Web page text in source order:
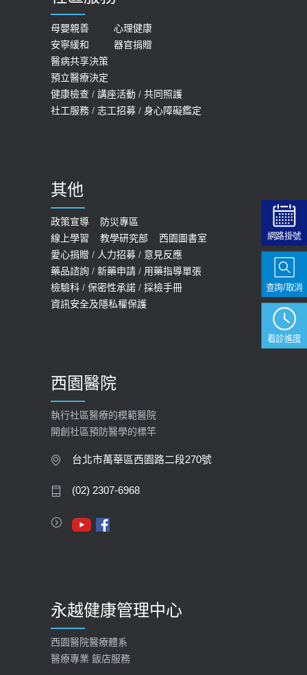
女性必看國健署公費懶人包！這幾項檢
查完全免費 沒做虧大了
2026-05-14
一定得換人工關節
2019-10-08
20歲迪士尼男星因癲癇猝逝 老人小
孩最好發、醫師點出8大前兆
2019-07-09
預約
2022-01-07
114年【公費流感及新冠疫苗】門診
預約
2025-09-30
【快速肝癌篩檢MRI】新檢查服務
2026-02-06
大吃大喝、肥胖害到膽囊！膽結石、
膽息肉如何處理？
2023-09-27
母嬰親善
心理健康
安寧緩和
器官捐贈
醫病共享決策
預立醫療決定
健康檢查 / 講座活動 / 共同照護
社工服務 / 志工招募 / 身心障礙鑑定
其他
政策宣導
防災專區
線上學習
教學研究部
西園圖書室
愛心捐贈 / 人力招募 / 意見反應
藥品諮詢 / 新藥申請 / 用藥指導單張
檢驗科 / 保密性承諾 / 採檢手冊
資訊安全及隱私權保護
西園醫院
執行社區醫療的模範醫院
開創社區預防醫學的標竿
台北市萬華區西園路二段270號
(02) 2307-6968
永越健康管理中心
西園醫院醫療體系
醫療專業 飯店服務
網路掛號
看診進度
查詢/取消